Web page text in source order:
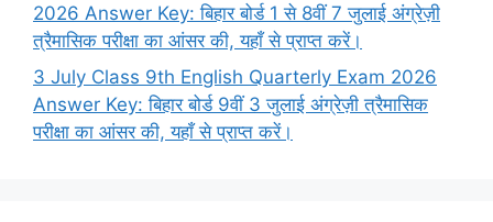
2026 Answer Key: बिहार बोर्ड 1 से 8वीं 7 जुलाई अंग्रेज़ी
त्रैमासिक परीक्षा का आंसर की, यहाँ से प्राप्त करें।
3 July Class 9th English Quarterly Exam 2026
Answer Key: बिहार बोर्ड 9वीं 3 जुलाई अंग्रेज़ी त्रैमासिक
परीक्षा का आंसर की, यहाँ से प्राप्त करें।